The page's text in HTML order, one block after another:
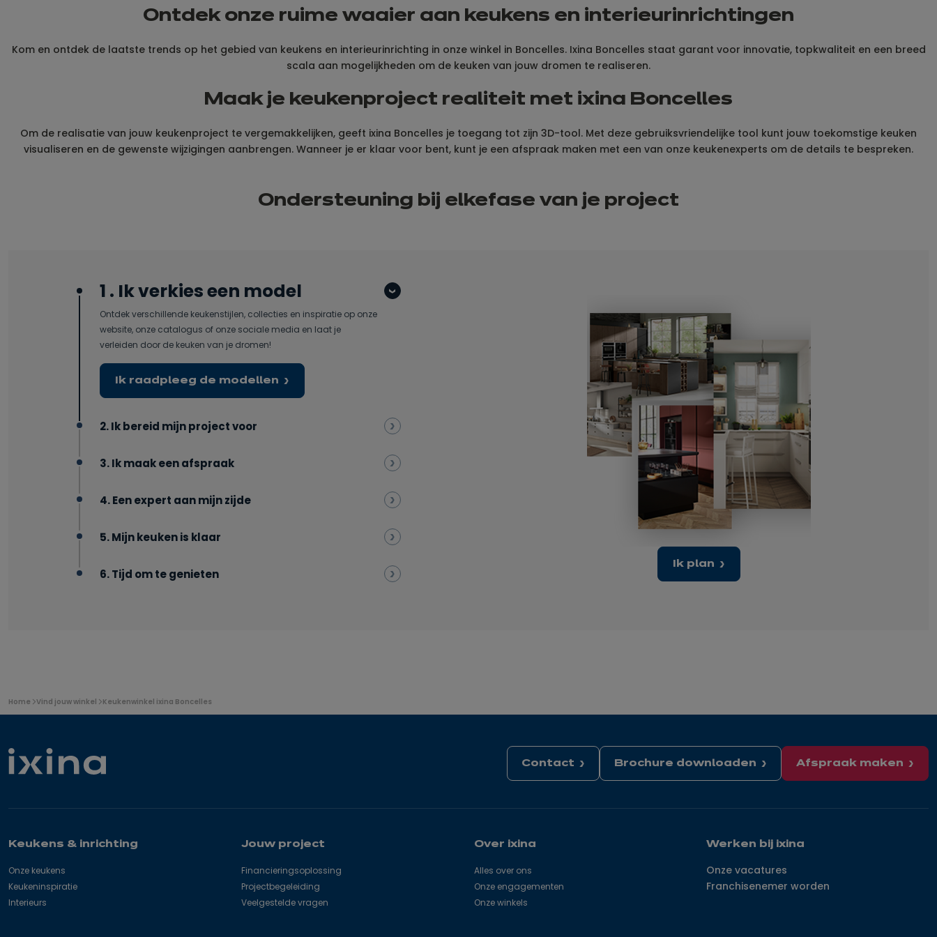
Ontdek onze ruime waaier aan keukens en interieurinrichtingen
Kom en ontdek de laatste trends op het gebied van keukens en interieurinrichting in onze winkel in Boncelles. Ixina Boncelles staat garant voor innovatie, topkwaliteit en een breed
scala aan mogelijkheden om de keuken van jouw dromen te realiseren.
Maak je keukenproject realiteit met ixina Boncelles
Om de realisatie van jouw keukenproject te vergemakkelijken, geeft ixina Boncelles je toegang tot zijn 3D-tool. Met deze gebruiksvriendelijke tool kunt jouw toekomstige keuken
visualiseren en de gewenste wijzigingen aanbrengen. Wanneer je er klaar voor bent, kunt je een afspraak maken met een van onze keukenexperts om de details te bespreken.
Ondersteuning bij elkefase van je project
1 . Ik verkies een model
Ontdek verschillende keukenstijlen, collecties en inspiratie op onze
website, onze catalogus of onze sociale media en laat je
verleiden door de keuken van je dromen!
Ik raadpleeg de modellen
2. Ik bereid mijn project voor
3. Ik maak een afspraak
4. Een expert aan mijn zijde
5. Mijn keuken is klaar
6. Tijd om te genieten
Ik plan
U
bevindt
hier:
Home Vind jouw winkel Keukenwinkel ixina Boncelles
Contact Brochure downloaden Afspraak maken
Keukens & inrichting
Onze keukens
Keukeninspiratie
Interieurs
Jouw project
Financieringsoplossing
Projectbegeleiding
Veelgestelde vragen
Over ixina
Alles over ons
Onze engagementen
Onze winkels
Werken bij ixina
Onze vacatures
Franchisenemer worden